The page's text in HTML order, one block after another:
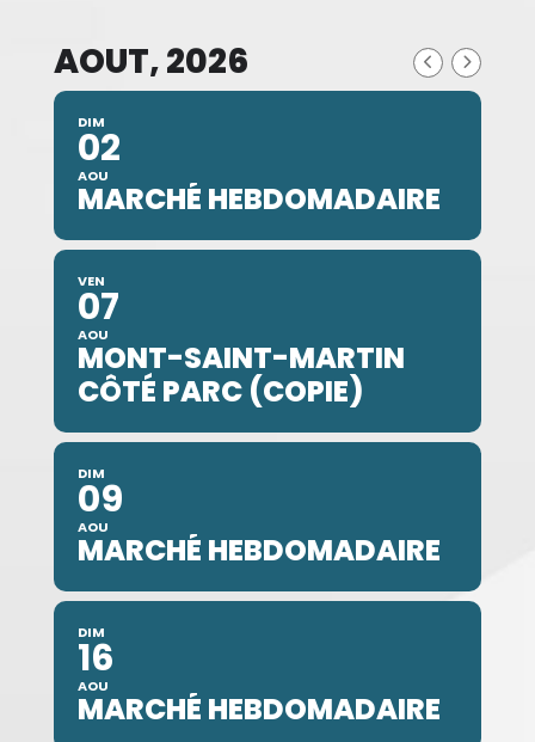
AOUT, 2026
DIM
02
AOU
MARCHÉ HEBDOMADAIRE
VEN
07
AOU
MONT-SAINT-MARTIN
CÔTÉ PARC (COPIE)
DIM
09
AOU
MARCHÉ HEBDOMADAIRE
DIM
16
AOU
MARCHÉ HEBDOMADAIRE